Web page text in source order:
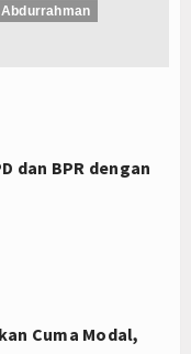
Abdurrahman
dan BPR dengan
Cuma Modal,